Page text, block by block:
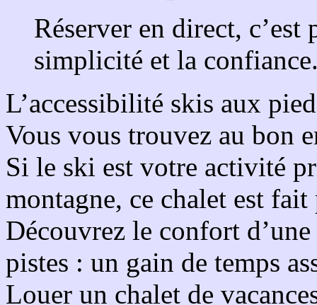
les descentes des pistes ?
votre hébergement se
pause déjeuner.
Regardez vos proches
personne depuis la
Imaginez un réveil face à
montagnes enneigées et